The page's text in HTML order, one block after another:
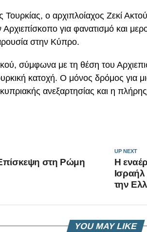
ο αρχιπλοίαχος Ζεκί
για φανατισμό και
στην Κύπρο.
σύμφωνα με τη θέση του
κατοχή. Ο μόνος δρόμος για
ανεξαρτησίας και η
UP NEXT
Η
την
στη Ρώμη
YOU MAY LIKE